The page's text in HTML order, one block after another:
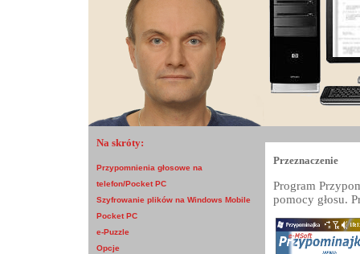
Na skróty:
Przypomnienia głosowe na
telefon/Pocket PC
Szyfrowanie plików na Windows Mobile
Pocket PC
e-Puzzle
Opcje
Przeznaczenie
Program
pomocy głosu.